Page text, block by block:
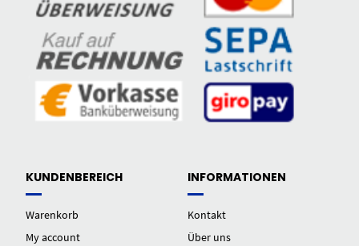
KUNDENBEREICH
Warenkorb
My account
INFORMATIONEN
Kontakt
Über uns